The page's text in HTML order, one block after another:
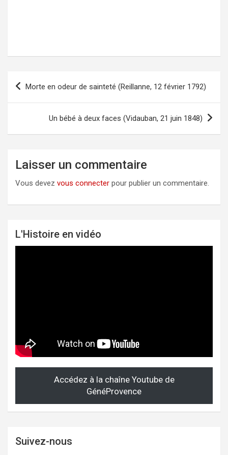
Navigation
de
Morte en odeur de sainteté (Reillanne, 12 février 1792)
Un bébé à deux faces (Vidauban, 21 juin 1848)
Laisser un commentaire
Vous devez vous connecter pour publier un commentaire.
L'Histoire en vidéo
Accédez à la chaîne Youtube de
GénéProvence
Suivez-nous